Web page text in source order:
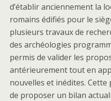
d’établir anciennement la
romains édifiés pour le
plusieurs travaux de
des archéologies
permis de valider les
antérieurement tout en
nouvelles et inédites. Cette
de proposer un bilan